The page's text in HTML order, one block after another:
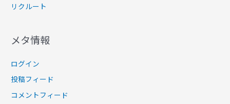
リクルート
メタ情報
ログイン
投稿フィード
コメントフィード